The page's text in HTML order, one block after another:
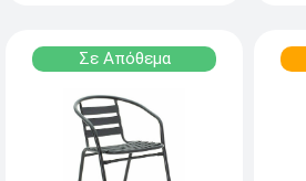
Σε Απόθεμα